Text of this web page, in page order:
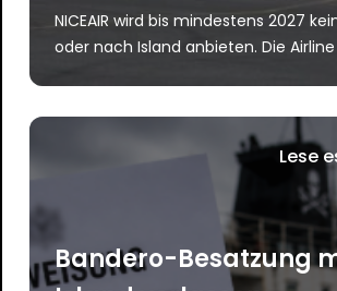
NICEAIR wird bis mindestens 2027
oder nach Island anbieten. Die
Lese
Bandero-Besatzung